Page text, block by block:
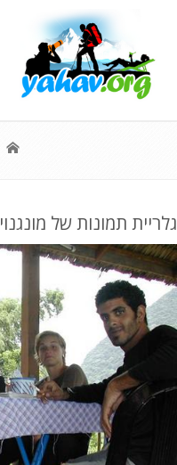
גלריית תמונות של מונגנוי